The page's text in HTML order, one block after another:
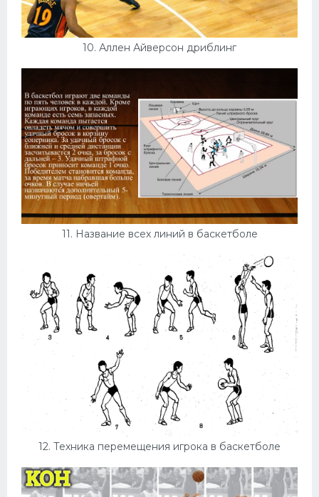
10. Аллен Айверсон дриблинг
11. Название всех линий в баскетболе
12. Техника перемещения игрока в баскетболе